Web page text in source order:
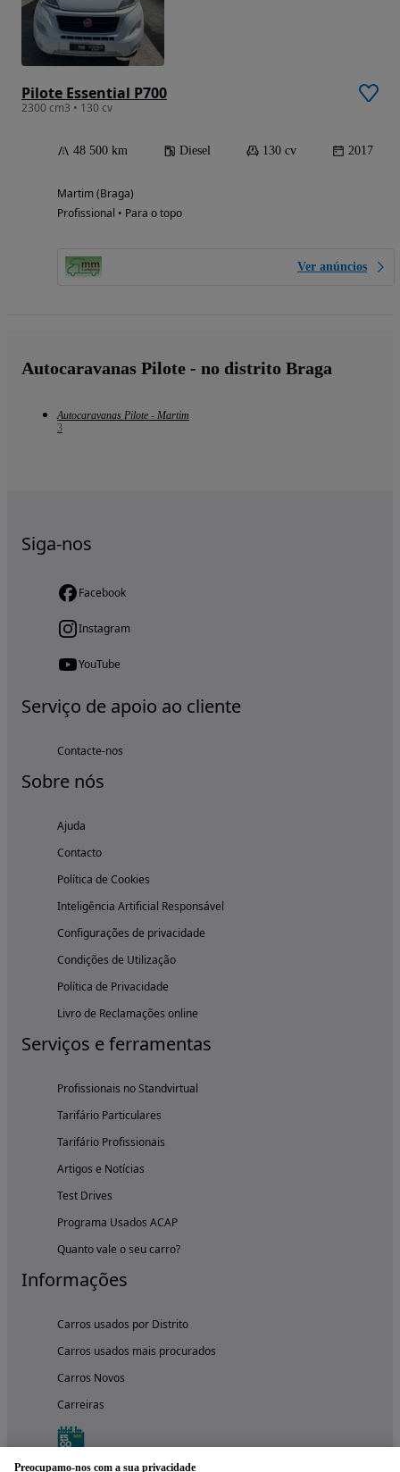
Pilote Essential P700
2300 cm3 • 130 cv
48 500 km Diesel 130 cv 2017
Martim (Braga)
Profissional • Para o topo
Ver anúncios
Autocaravanas Pilote - no distrito Braga
Autocaravanas Pilote - Martim
3
Siga-nos
Facebook
Instagram
YouTube
Serviço de apoio ao cliente
Contacte-nos
Sobre nós
Ajuda
Contacto
Política de Cookies
Inteligência Artificial Responsável
Configurações de privacidade
Condições de Utilização
Política de Privacidade
Livro de Reclamações online
Serviços e ferramentas
Profissionais no Standvirtual
Tarifário Particulares
Tarifário Profissionais
Artigos e Notícias
Test Drives
Programa Usados ACAP
Quanto vale o seu carro?
Informações
Carros usados por Distrito
Carros usados mais procurados
Carros Novos
Carreiras
Preocupamo-nos com a sua privacidade